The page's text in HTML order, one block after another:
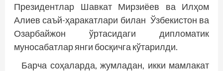
Президентлар Шавкат Мирзиёев ва Илҳом
Алиев саъй-ҳаракатлари билан Ўзбекистон ва
Озарбайжон ўртасидаги дипломатик
муносабатлар янги босқичга кўтарилди.
Барча соҳаларда, жумладан, икки мамлакат